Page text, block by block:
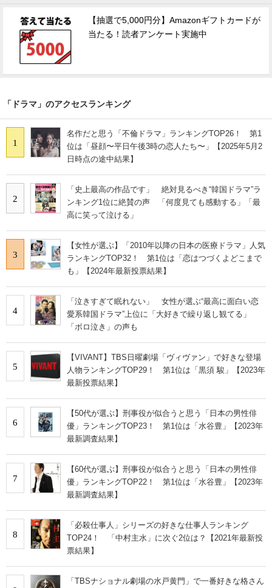
【抽選で5,000円分】Amazonギフトカードが
当たる！読者アンケート実施中
「ドラマ」のアクセスランキング
1
名作だと思う「不倫ドラマ」ランキングTOP26！ 第1
位は「昼顔〜平日午後3時の恋人たち〜」【2025年5月2
日時点の途中結果】
2
「史上最高の作品です」 絶対見るべき“韓国ドラマ”ラ
ンキング1位に絶賛の声 「何度見ても感動する」「最
高に笑って泣ける」
3
【女性が選ぶ】「2010年以降の日本の医療ドラマ」人気
ランキングTOP32！ 第1位は「恋はつづくよどこまで
も」【2024年最新投票結果】
4
「泣きすぎて眠れない」 女性が選ぶ“最高に面白い恋
愛系韓国ドラマ”上位に「大好きで繰り返し観てる」
「ボロ泣き」の声も
5
【VIVANT】TBS日曜劇場「ヴィヴァン」で好きな登場
人物ランキングTOP29！ 第1位は「黒須 駿」【2023年
最新投票結果】
6
【50代が選ぶ】刑事役が似合うと思う「日本の男性俳
優」ランキングTOP23！ 第1位は「水谷豊」【2023年
最新調査結果】
7
【60代が選ぶ】刑事役が似合うと思う「日本の男性俳
優」ランキングTOP22！ 第1位は「水谷豊」【2023年
最新調査結果】
8
「必殺仕事人」シリーズの好きな仕事人ランキング
TOP24！ 「中村主水」に次ぐ2位は？【2021年最新投
票結果】
「TBSナショナル劇場の水戸黄門」で一番好きな格さん